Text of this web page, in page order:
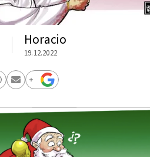
Horacio
19.12.2022